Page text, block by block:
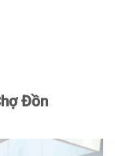
Đồn